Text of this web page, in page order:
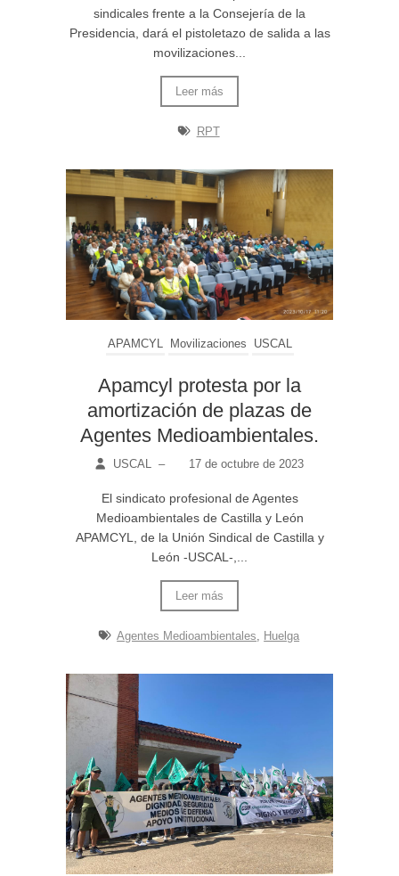
sindicales frente a la Consejería de la
Presidencia, dará el pistoletazo de salida a las
movilizaciones...
Leer más
RPT
APAMCYL Movilizaciones USCAL
Apamcyl protesta por la
amortización de plazas de
Agentes Medioambientales.
USCAL – 17 de octubre de 2023
El sindicato profesional de Agentes
Medioambientales de Castilla y León
APAMCYL, de la Unión Sindical de Castilla y
León -USCAL-,...
Leer más
Agentes Medioambientales Huelga